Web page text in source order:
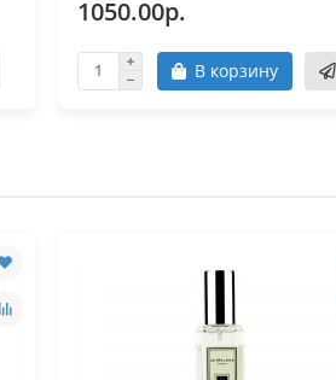
1050.00р.
В корзину